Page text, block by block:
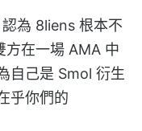
為 8liens 根本不
方在一場 AMA 中
自己是 Smol 衍生
乎你們的